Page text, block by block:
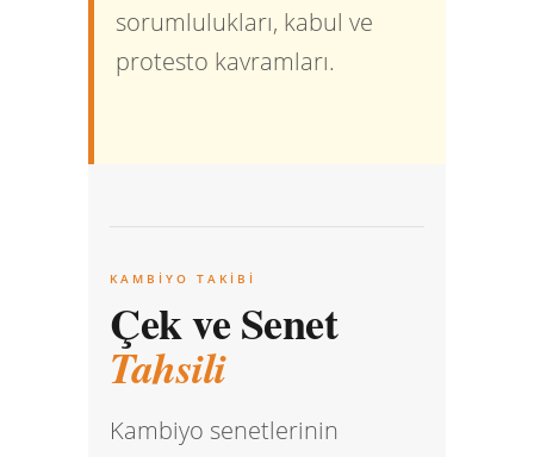
sorumlulukları, kabul ve
protesto kavramları.
KAMBIYO TAKIBI
Çek ve Senet
Tahsili
Kambiyo senetlerinin